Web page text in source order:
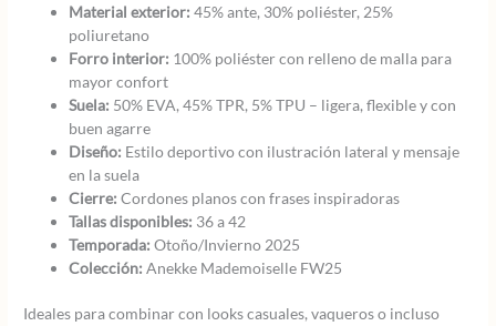
Material exterior: 45% ante, 30% poliéster, 25%
poliuretano
Forro interior: 100% poliéster con relleno de malla para
mayor confort
Suela: 50% EVA, 45% TPR, 5% TPU – ligera, flexible y con
buen agarre
Diseño: Estilo deportivo con ilustración lateral y mensaje
en la suela
Cierre: Cordones planos con frases inspiradoras
Tallas disponibles: 36 a 42
Temporada: Otoño/Invierno 2025
Colección: Anekke Mademoiselle FW25
Ideales para combinar con looks casuales, vaqueros o incluso